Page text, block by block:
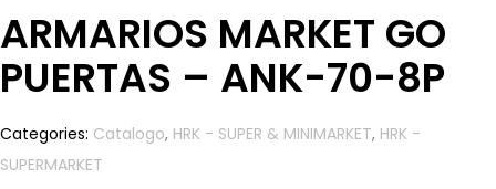
ARMARIOS MARKET GO
PUERTAS – ANK-70-8P
Categories: Catalogo, HRK - SUPER & MINIMARKET, HRK -
SUPERMARKET